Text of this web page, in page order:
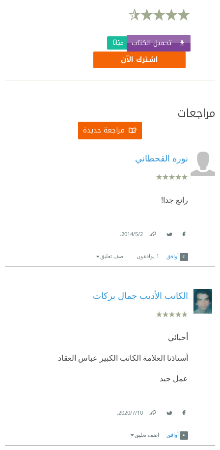
تحميل الكتاب مجّانًا
اشترك الآن
مراجعات
مراجعة جديدة
نوره القحطاني
رائع جدا!
2‏/5‏/2014
.
أوافق 1 يوافقون اضف تعليق
الكاتب الأديب جمال بركات
أحبائي
أستاذنا العلامة الكاتب الكبير عباس العقاد
عمل جيد
10‏/7‏/2020
.
أوافق اضف تعليق